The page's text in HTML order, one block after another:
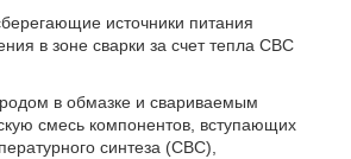
источники питания
в зоне сварки за счет тепла СВС
в обмазке и свариваемым
смесь компонентов, вступающих
синтеза (СВС),